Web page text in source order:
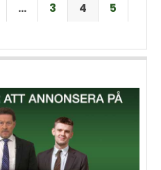
Sverige, och vilka
förebyggande åtgärder som
… 3 4
5